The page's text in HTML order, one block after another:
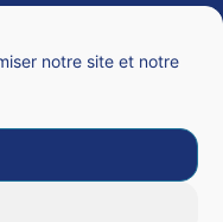
notre site et notre